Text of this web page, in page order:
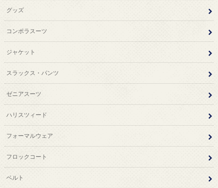
グッズ
コンポラスーツ
ジャケット
スラックス・パンツ
ゼニアスーツ
ハリスツィード
フォーマルウェア
フロックコート
ベルト